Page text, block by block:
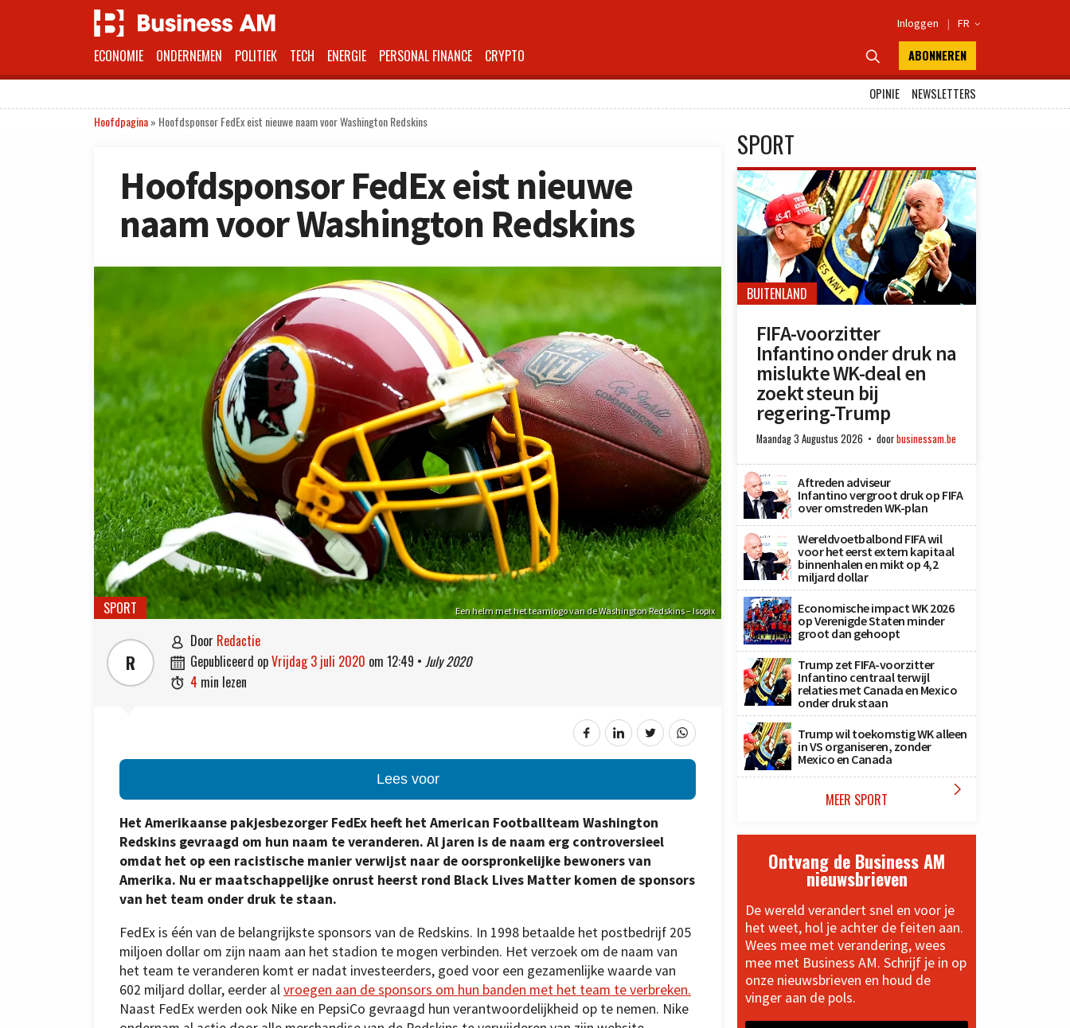
Inloggen | FR 
ECONOMIE ONDERNEMEN POLITIEK TECH ENERGIE PERSONAL FINANCE CRYPTO  ABONNEREN
OPINIE
NEWSLETTERS
Hoofdpagina» Hoofdsponsor FedEx eist nieuwe naam voor Washington Redskins
Hoofdsponsor FedEx eist nieuwe
naam voor Washington Redskins
Een helm met het teamlogo van de Washington Redskins – Isopix
SPORT
R
 door Redactie
 gepubliceerd op vrijdag 3 juli 2020 om 12:49 • July 2020
 4 min lezen
Lees voor
Het Amerikaanse pakjesbezorger FedEx heeft het American Footballteam Washington
Redskins gevraagd om hun naam te veranderen. Al jaren is de naam erg controversieel
omdat het op een racistische manier verwijst naar de oorspronkelijke bewoners van
Amerika. Nu er maatschappelijke onrust heerst rond Black Lives Matter komen de sponsors
van het team onder druk te staan.
FedEx is één van de belangrijkste sponsors van de Redskins. In 1998 betaalde het postbedrijf 205
miljoen dollar om zijn naam aan het stadion te mogen verbinden. Het verzoek om de naam van
het team te veranderen komt er nadat investeerders, goed voor een gezamenlijke waarde van
602 miljard dollar, eerder alvroegen aan de sponsors om hun banden met het team te verbreken.
Naast FedEx werden ook Nike en PepsiCo gevraagd hun verantwoordelijkheid op te nemen. Nike
SPORT
BUITENLAND
FIFA-voorzitter
Infantino onder druk na
mislukte WK-deal en
zoekt steun bij
regering-Trump
Maandag 3 Augustus 2026 doorbusinessam.be
Aftreden adviseur
Infantino vergroot druk op FIFA
over omstreden WK-plan
Wereldvoetbalbond FIFA wil
voor het eerst extern kapitaal
binnenhalen en mikt op 4,2
miljard dollar
Economische impact WK 2026
op Verenigde Staten minder
groot dan gehoopt
Trump zet FIFA-voorzitter
Infantino centraal terwijl
relaties met Canada en Mexico
onder druk staan
Trump wil toekomstig WK alleen
in VS organiseren, zonder
Mexico en Canada
MEER SPORT 
Ontvang de Business AM
nieuwsbrieven
De wereld verandert snel en voor je
het weet, hol je achter de feiten aan.
Wees mee met verandering, wees
mee met Business AM. Schrijf je in op
onze nieuwsbrieven en houd de
vinger aan de pols.